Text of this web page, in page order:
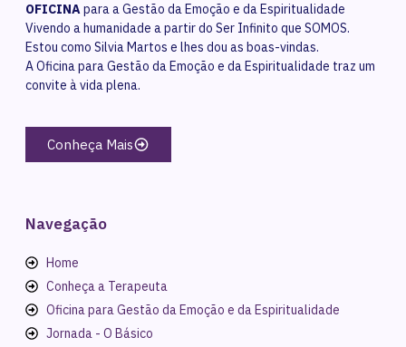
OFICINApara a Gestão da Emoção e da Espiritualidade
Vivendo a humanidade a partir do Ser Infinito que SOMOS.
Estou como Silvia Martos e lhes dou as boas-vindas.
A Oficina para Gestão da Emoção e da Espiritualidade traz um
convite à vida plena.
Conheça Mais
Navegação
Home
Conheça a Terapeuta
Oficina para Gestão da Emoção e da Espiritualidade
Jornada - O Básico